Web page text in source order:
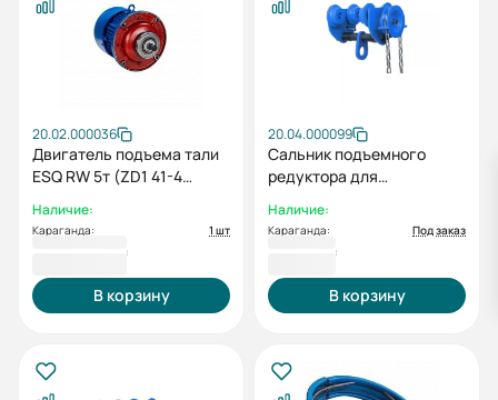
20.02.000036
Двигатель подъема тали
ESQ RW 5т (ZD1 41-4
Наличие:
Караганда: 1 шт
В корзину
20.04.000099
Сальник подъемного
редуктора для
Наличие:
Караганда: Под заказ
В корзину